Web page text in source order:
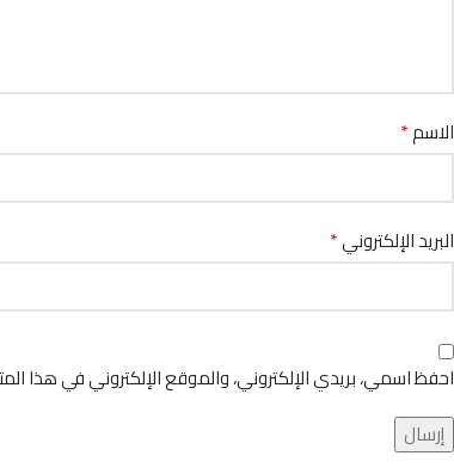
الاسم*
البريد الإلكتروني*
احفظ اسمي، بريدي الإلكتروني، والموقع الإلكتروني في هذا